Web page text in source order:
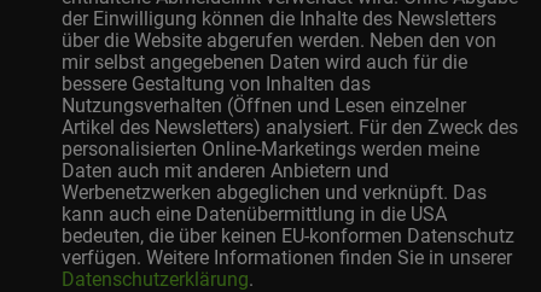
der Einwilligung können die Inhalte des Newsletters
über die Website abgerufen werden. Neben den von
mir selbst angegebenen Daten wird auch für die
bessere Gestaltung von Inhalten das
Nutzungsverhalten (Öffnen und Lesen einzelner
Artikel des Newsletters) analysiert. Für den Zweck des
personalisierten Online-Marketings werden meine
Daten auch mit anderen Anbietern und
Werbenetzwerken abgeglichen und verknüpft. Das
kann auch eine Datenübermittlung in die USA
bedeuten, die über keinen EU-konformen Datenschutz
verfügen. Weitere Informationen finden Sie in unserer
Datenschutzerklärung.